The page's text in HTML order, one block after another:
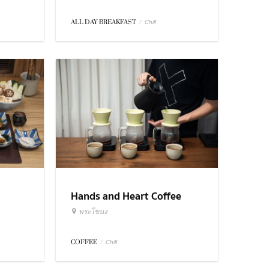
ALL DAY BREAKFAST / Chill
Hands and Heart Coffee
Roasters
พระโขนง
COFFEE / Chill